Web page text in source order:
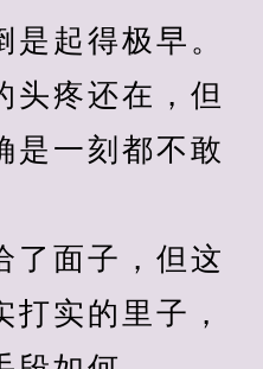
起得极早。
疼还在，但
是一刻都不敢
面子，但这
实的里子，